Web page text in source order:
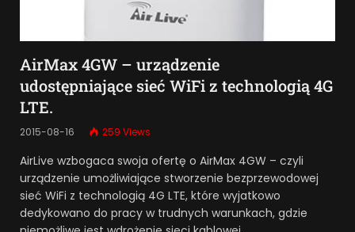
AirMax 4GW – urządzenie
udostępniające sieć WiFi z technologią 4G
LTE.
2015-08-16 259 Views
AirLive wzbogaca swoja ofertę o AirMax 4GW – czyli
urządzenie umożliwiające stworzenie bezprzewodowej
sieć WiFi z technologią 4G LTE, które wyjatkowo
dedykowano do pracy w trudnych warunkach, gdzie